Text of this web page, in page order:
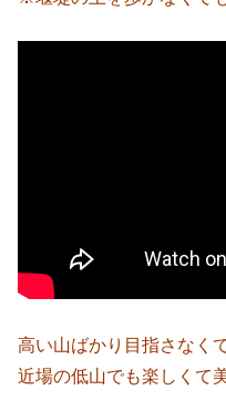
高い山ばかり目指さなく
近場の低山でも楽しくて